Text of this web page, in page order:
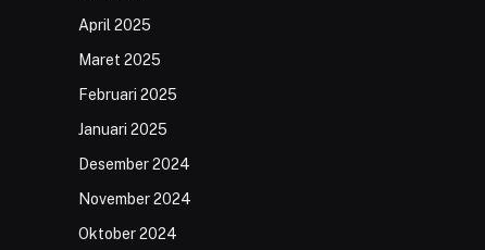
April 2025
Maret 2025
Februari 2025
Januari 2025
Desember 2024
November 2024
Oktober 2024